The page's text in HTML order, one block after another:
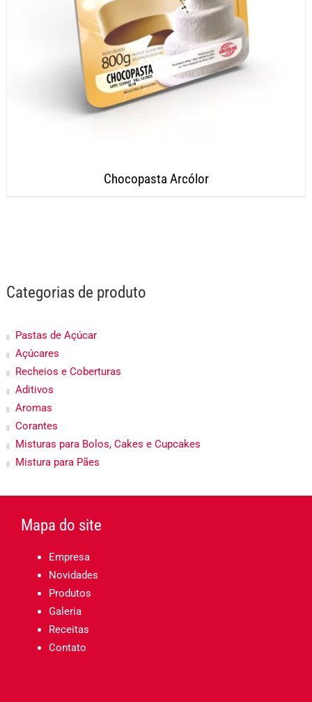
Chocopasta Arcólor
Categorias de produto
Pastas de Açúcar
Açúcares
Recheios e Coberturas
Aditivos
Aromas
Corantes
Misturas para Bolos, Cakes e Cupcakes
Mistura para Pães
Mapa do site
Empresa
Novidades
Produtos
Galeria
Receitas
Contato